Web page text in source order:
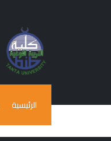
الرئيسية